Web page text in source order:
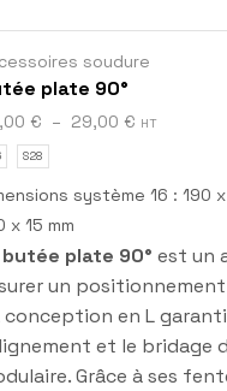
soudure
plate 90°
€ – 29,00 € HT
S28
système 16 : 190
x 15 mm
butée plate 90° est un
un
conception en L
et le bridage
Grâce à ses